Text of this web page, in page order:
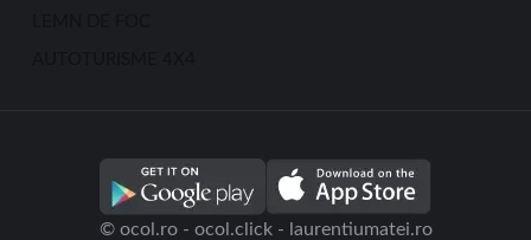
© ocol.ro - ocol.click - laurentiumatei.ro